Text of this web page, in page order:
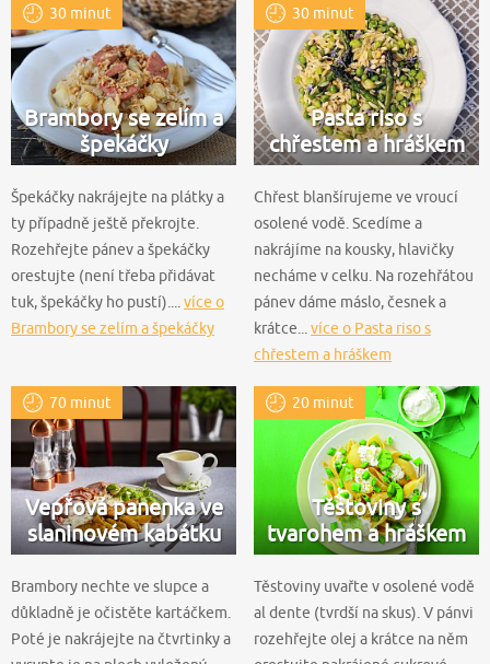
30 minut
Brambory se zelím a
špekáčky
Špekáčky nakrájejte na plátky a
ty případně ještě překrojte.
Rozehřejte pánev a špekáčky
orestujte (není třeba přidávat
tuk, špekáčky ho pustí).... více o
Brambory se zelím a špekáčky
30 minut
Pasta riso s
chřestem a hráškem
Chřest blanšírujeme ve vroucí
osolené vodě. Scedíme a
nakrájíme na kousky, hlavičky
necháme v celku. Na rozehřátou
pánev dáme máslo, česnek a
krátce... více o Pasta riso s
chřestem a hráškem
70 minut
Vepřová panenka ve
slaninovém kabátku
Brambory nechte ve slupce a
důkladně je očistěte kartáčkem.
Poté je nakrájejte na čtvrtinky a
20 minut
Těstoviny s
tvarohem a hráškem
Těstoviny uvařte v osolené vodě
al dente (tvrdší na skus). V pánvi
rozehřejte olej a krátce na něm